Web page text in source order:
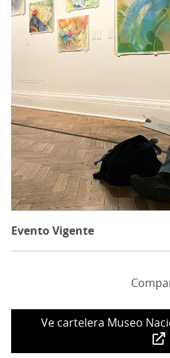
Evento Vigente
Ve cartelera Museo